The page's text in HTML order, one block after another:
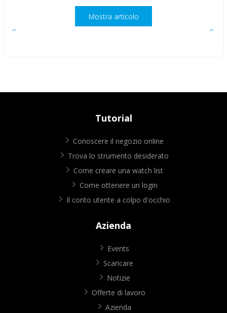
Mostra articolo
Tutorial
Conoscere il negozio online
Trova lo strumento desiderato
Come creare una watch list
Come ottenere un login
Il conto utente a colpo d'occhio
Azienda
Events
Scaricare
Notizie
Offerte di lavoro
Azienda